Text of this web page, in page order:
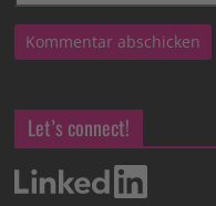
Let’s connect!